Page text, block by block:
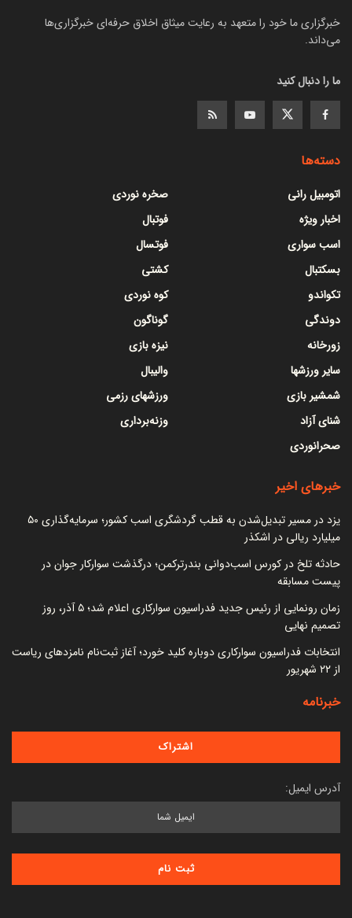
خبرگزاری ما خود را متعهد به رعایت میثاق اخلاق حرفه‌ای خبرگزاری‌ها
می‌داند.
ما را دنبال کنید
دسته‌ها
اتومبیل رانی
اخبار ویژه
اسب سواری
بسکتبال
تکواندو
دوندگی
زورخانه
سایر ورزشها
شمشیر بازی
شنای آزاد
صحرانوردی
صخره نوردی
فوتبال
فوتسال
کشتی
کوه نوردی
گوناگون
نیزه بازی
والیبال
ورزشهای رزمی
وزنه‌برداری
خبرهای اخیر
یزد در مسیر تبدیل‌شدن به قطب گردشگری اسب کشور؛ سرمایه‌گذاری ۵۰
میلیارد ریالی در اشکذر
حادثه تلخ در کورس اسب‌دوانی بندرترکمن؛ درگذشت سوارکار جوان در
پیست مسابقه
زمان رونمایی از رئیس جدید فدراسیون سوارکاری اعلام شد؛ ۵ آذر، روز
تصمیم نهایی
انتخابات فدراسیون سوارکاری دوباره کلید خورد؛ آغاز ثبت‌نام نامزدهای ریاست
از ۲۲ شهریور
خبرنامه
آدرس ایمیل: